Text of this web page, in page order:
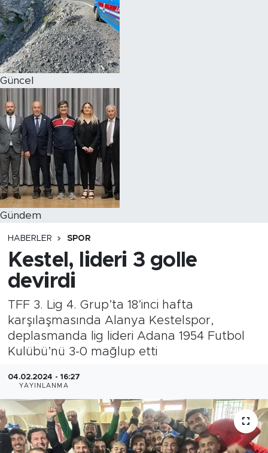
Güncel
Gündem
HABERLER SPOR
Kestel, lideri 3 golle
devirdi
TFF 3. Lig 4. Grup’ta 18’inci hafta
karşılaşmasında Alanya Kestelspor,
deplasmanda lig lideri Adana 1954 Futbol
Kulübü’nü 3-0 mağlup etti
04.02.2024 - 16:27
YAYINLANMA
Magazin
Özel Haber
Politika
Resmi İlanlar
Sağlık
Spor
Turizm